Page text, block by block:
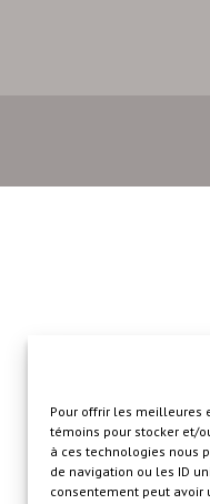
Pour offrir les meilleures
témoins pour stocker et/
à ces technologies nous
de navigation ou les ID
consentement peut avoir